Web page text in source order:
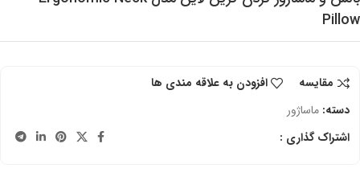
Pillow
مقایسه
افزودن به علاقه مندی ها
دسته: ماساژور
اشتراک گذاری :